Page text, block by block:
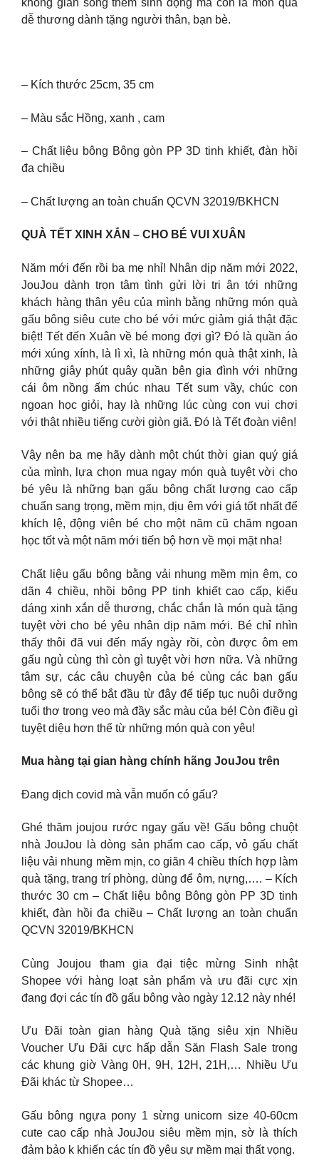
không gian sống thêm sinh động mà còn là món quà
dễ thương dành tặng người thân, bạn bè.
– Kích thước 25cm, 35 cm
– Màu sắc Hồng, xanh , cam
– Chất liệu bông Bông gòn PP 3D tinh khiết, đàn hồi
đa chiều
– Chất lượng an toàn chuẩn QCVN 32019/BKHCN
QUÀ TẾT XINH XẮN – CHO BÉ VUI XUÂN
Năm mới đến rồi ba mẹ nhỉ! Nhân dịp năm mới 2022,
JouJou dành trọn tâm tình gửi lời tri ân tới những
khách hàng thân yêu của mình bằng những món quà
gấu bông siêu cute cho bé với mức giảm giá thật đặc
biệt! Tết đến Xuân về bé mong đợi gì? Đó là quần áo
mới xúng xính, là lì xì, là những món quà thật xinh, là
những giây phút quây quần bên gia đình với những
cái ôm nồng ấm chúc nhau Tết sum vầy, chúc con
ngoan học giỏi, hay là những lúc cùng con vui chơi
với thật nhiều tiếng cười giòn giã. Đó là Tết đoàn viên!
Vậy nên ba mẹ hãy dành một chút thời gian quý giá
của mình, lựa chọn mua ngay món quà tuyệt vời cho
bé yêu là những bạn gấu bông chất lượng cao cấp
chuẩn sang trọng, mềm mịn, dịu êm với giá tốt nhất để
khích lệ, động viên bé cho một năm cũ chăm ngoan
học tốt và một năm mới tiến bộ hơn về mọi mặt nha!
Chất liệu gấu bông bằng vải nhung mềm mịn êm, co
dãn 4 chiều, nhồi bông PP tinh khiết cao cấp, kiểu
dáng xinh xắn dễ thương, chắc chắn là món quà tặng
tuyệt vời cho bé yêu nhân dịp năm mới. Bé chỉ nhìn
thấy thôi đã vui đến mấy ngày rồi, còn được ôm em
gấu ngủ cùng thì còn gì tuyệt vời hơn nữa. Và những
tâm sự, các câu chuyện của bé cùng các bạn gấu
bông sẽ có thể bắt đầu từ đây để tiếp tục nuôi dưỡng
tuổi thơ trong veo mà đầy sắc màu của bé! Còn điều gì
tuyệt diệu hơn thế từ những món quà con yêu!
Mua hàng tại gian hàng chính hãng JouJou trên
Đang dịch covid mà vẫn muốn có gấu?
Ghé thăm joujou rước ngay gấu về! Gấu bông chuột
nhà JouJou là dòng sản phẩm cao cấp, vỏ gấu chất
liệu vải nhung mềm mịn, co giãn 4 chiều thích hợp làm
quà tặng, trang trí phòng, dùng để ôm, nựng,…. – Kích
thước 30 cm – Chất liệu bông Bông gòn PP 3D tinh
khiết, đàn hồi đa chiều – Chất lượng an toàn chuẩn
QCVN 32019/BKHCN
Cùng Joujou tham gia đại tiệc mừng Sinh nhật
Shopee với hàng loạt sản phẩm và ưu đãi cực xịn
đang đợi các tín đồ gấu bông vào ngày 12.12 này nhé!
Ưu Đãi toàn gian hàng Quà tặng siêu xịn Nhiều
Voucher Ưu Đãi cực hấp dẫn Săn Flash Sale trong
các khung giờ Vàng 0H, 9H, 12H, 21H,… Nhiều Ưu
Đãi khác từ Shopee…
Gấu bông ngựa pony 1 sừng unicorn size 40-60cm
cute cao cấp nhà JouJou siêu mềm mịn, sờ là thích
đảm bảo k khiến các tín đồ yêu sự mềm mại thất vọng.